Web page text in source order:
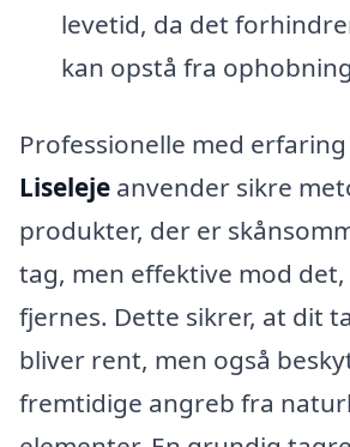
levetid, da det
kan opstå fra
Professionelle med erfaring
Liseleje anvender sikre
produkter, der er
tag, men effektive mod det,
fjernes. Dette sikrer, at dit
bliver rent, men også
fremtidige angreb fra